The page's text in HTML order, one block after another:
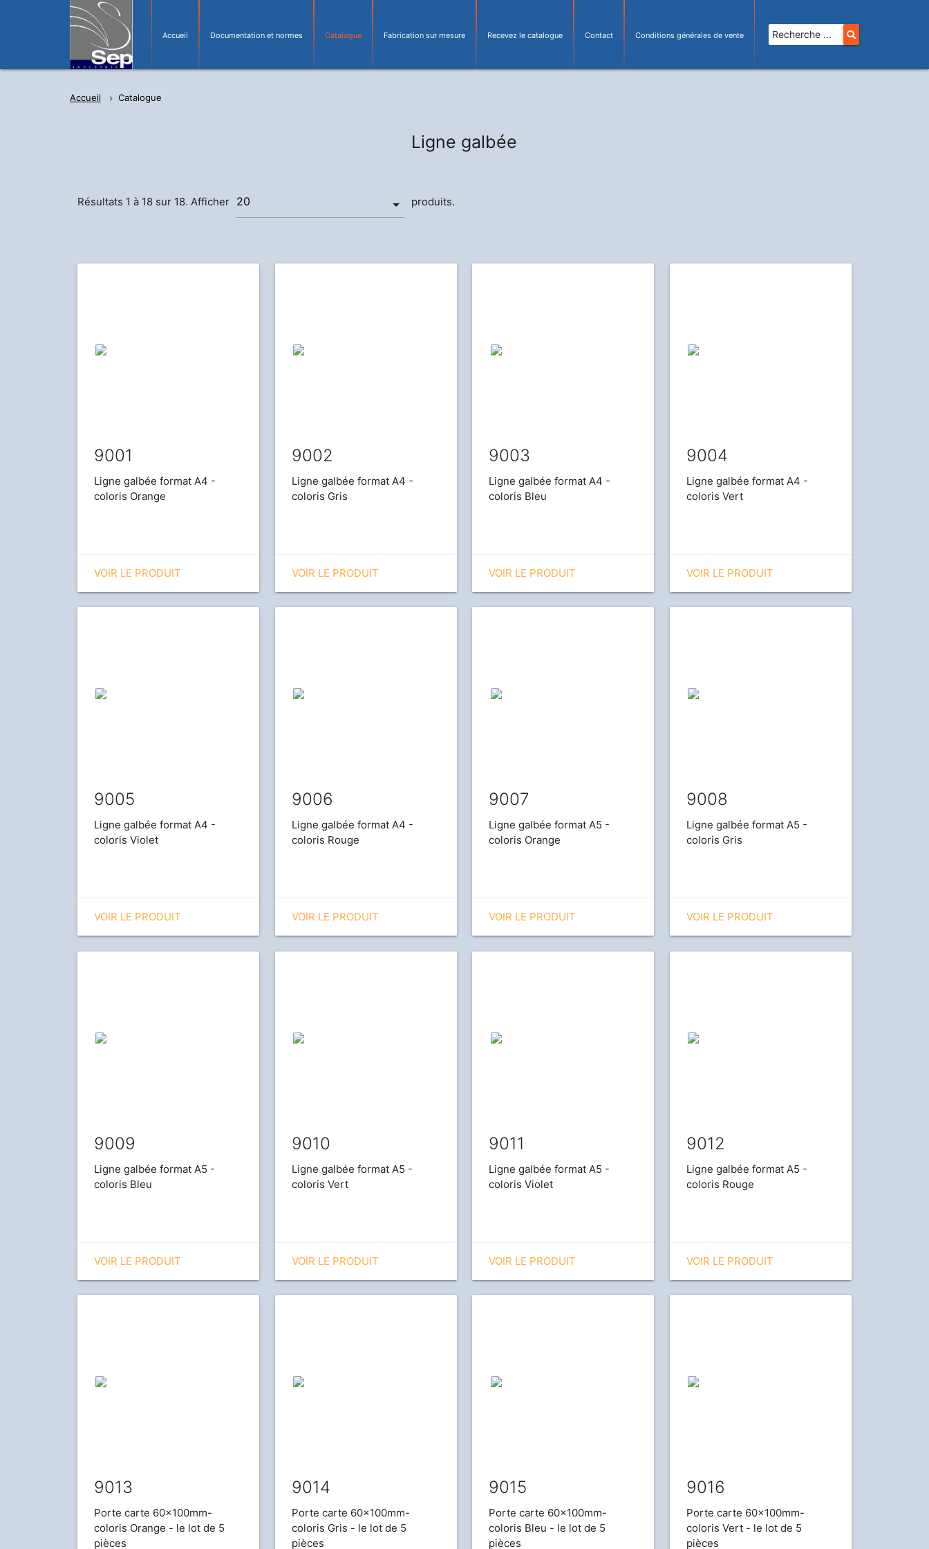
Accueil Documentation et normes Catalogue Fabrication sur mesure Recevez le catalogue Contact Conditions générales de vente
Accueil Catalogue
Ligne galbée
Résultats 1 à 18 sur 18. Afficher produits.
9001
Ligne galbée format A4 -
coloris Orange
VOIR LE PRODUIT
9002
Ligne galbée format A4 -
coloris Gris
VOIR LE PRODUIT
9003
Ligne galbée format A4 -
coloris Bleu
VOIR LE PRODUIT
9004
Ligne galbée format A4 -
coloris Vert
VOIR LE PRODUIT
9005
Ligne galbée format A4 -
coloris Violet
VOIR LE PRODUIT
9006
Ligne galbée format A4 -
coloris Rouge
VOIR LE PRODUIT
9007
Ligne galbée format A5 -
coloris Orange
VOIR LE PRODUIT
9008
Ligne galbée format A5 -
coloris Gris
VOIR LE PRODUIT
9009
Ligne galbée format A5 -
coloris Bleu
VOIR LE PRODUIT
9010
Ligne galbée format A5 -
coloris Vert
VOIR LE PRODUIT
9011
Ligne galbée format A5 -
coloris Violet
VOIR LE PRODUIT
9012
Ligne galbée format A5 -
coloris Rouge
VOIR LE PRODUIT
9013
Porte carte 60x100mm-
coloris Orange - le lot de 5
pièces
9014
Porte carte 60x100mm-
coloris Gris - le lot de 5
pièces
9015
Porte carte 60x100mm-
coloris Bleu - le lot de 5
pièces
9016
Porte carte 60x100mm-
coloris Vert - le lot de 5
pièces